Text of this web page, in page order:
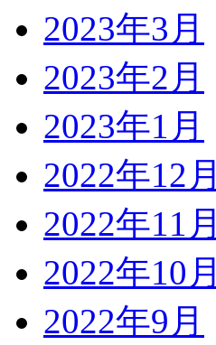
2023年3月
2023年2月
2023年1月
2022年12月
2022年11月
2022年10月
2022年9月